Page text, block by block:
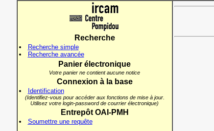
Recherche
Recherche simple
Recherche avancée
Panier électronique
Votre panier ne contient aucune notice
Connexion à la base
Identification
(Identifiez-vous pour accéder aux fonctions de mise à jour.
Utilisez votre login-password de courrier électronique)
Entrepôt OAI-PMH
Soumettre une requête